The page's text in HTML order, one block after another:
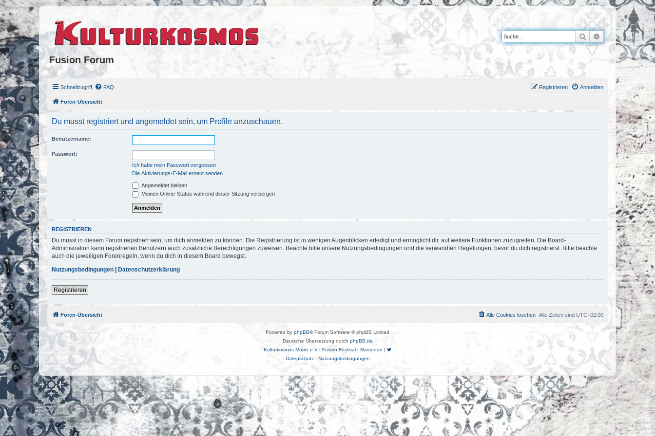
Fusion Forum
Suche Erweiterte Suche
Schnellzugriff FAQ Anmelden
Registrieren
Foren-Übersicht
Du musst registriert und angemeldet sein, um Profile anzuschauen.
Benutzername:
Passwort:
Ich habe mein Passwort vergessen
Die Aktivierungs-E-Mail erneut senden
Angemeldet bleiben
Meinen Online-Status während dieser Sitzung verbergen
REGISTRIEREN
Du musst in diesem Forum registriert sein, um dich anmelden zu können. Die Registrierung ist in wenigen Augenblicken erledigt und ermöglicht dir, auf weitere Funktionen zuzugreifen. Die Board-
Administration kann registrierten Benutzern auch zusätzliche Berechtigungen zuweisen. Beachte bitte unsere Nutzungsbedingungen und die verwandten Regelungen, bevor du dich registrierst. Bitte beachte
auch die jeweiligen Forenregeln, wenn du dich in diesem Board bewegst.
Nutzungsbedingungen
Datenschutzerklärung
Registrieren
Foren-Übersicht Alle Zeiten sind UTC+02:00
Alle Cookies löschen
Powered by phpBB® Forum Software © phpBB Limited
Deutsche Übersetzung durch phpBB.de
Kulturkosmos Müritz e.V | Fusion Festival | Mastodon |
Datenschutz| Nutzungsbedingungen